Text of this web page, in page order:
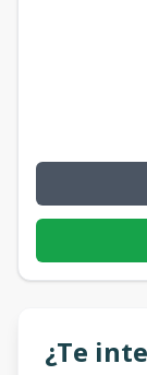
¿Te